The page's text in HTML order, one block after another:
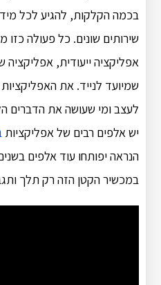
בכמה הקלקות, להגיע לכל
שירותים שונים. כל פעולה
אפליקציה ייעודית, אפליקציה
שמיועד לנייד. את האפליקציות
לעצב ומי שעושה את הדברים
יש אלפים רבים של אפליקציות
הנראה יפותחו עוד אלפים
במכשיר הקטן הזה רק תלך